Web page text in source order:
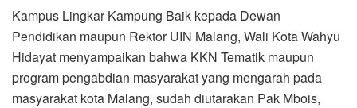
Kampus Lingkar Kampung Baik kepada Dewan
Pendidikan maupun Rektor UIN Malang, Wali Kota Wahyu
Hidayat menyampaikan bahwa KKN Tematik maupun
program pengabdian masyarakat yang mengarah pada
masyarakat kota Malang, sudah diutarakan Pak Mbois,